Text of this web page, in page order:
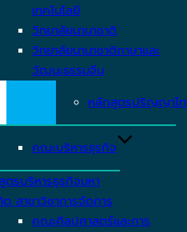
เทคโนโลยี
วิทยาลัยนานาชาติ
วิทยาลัยนานาชาติภาษาและ
วัฒนะธรรมจีน
หลักสูตรปริญญาโท
คณะบริหารธุรกิจ
ตรบริหารธุรกิจมหา
สาขาวิชาการจัดการ
คณะศิลปศาสตร์และการ